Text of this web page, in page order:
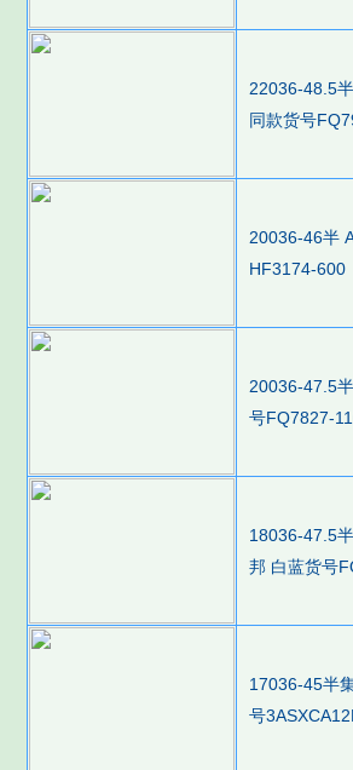
22036-48.5
同款货号
20036-46半
HF3174-600
20036-47.5
号FQ7827-
18036-47.5
邦 白蓝货号
17036-45半
号